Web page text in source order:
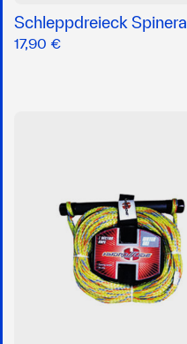
Schleppdreieck Spinera
17,90 €